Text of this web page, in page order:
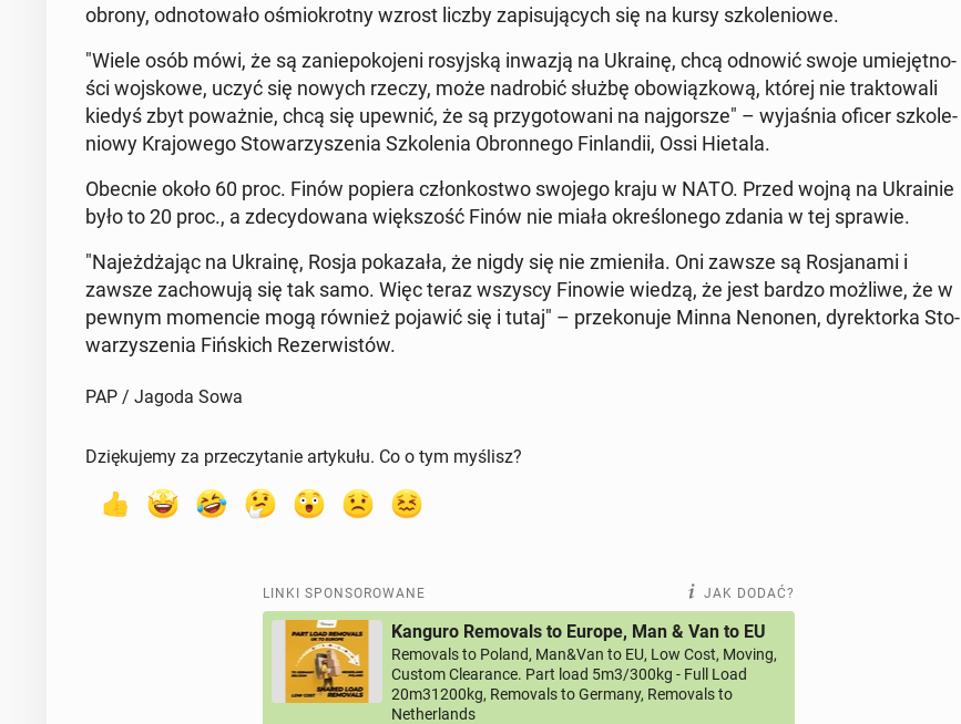
obrony, od­no­to­wa­ło ośmio­krot­ny wzrost liczby za­pi­su­ją­cych się na kursy szko­le­nio­we.
"Wiele osób mówi, że są za­nie­po­ko­je­ni ro­syj­ską inwazją na Ukrainę, chcą odnowić swoje umie­jęt­no­
ści woj­sko­we, uczyć się nowych rzeczy, może nad­ro­bić służbę obo­wiąz­ko­wą, której nie trak­to­wa­li
kiedyś zbyt po­waż­nie, chcą się upewnić, że są przy­go­to­wa­ni na naj­gor­sze" – wy­ja­śnia oficer szko­le­
nio­wy Kra­jo­we­go Sto­wa­rzy­sze­nia Szko­le­nia Obron­ne­go Fin­lan­dii, Ossi Hietala.
Obecnie około 60 proc. Finów popiera człon­ko­stwo swojego kraju w NATO. Przed wojną na Ukra­inie
było to 20 proc., a zde­cy­do­wa­na więk­szość Finów nie miała okre­ślo­ne­go zdania w tej sprawie.
"Na­jeż­dża­jąc na Ukrainę, Rosja po­ka­za­ła, że nigdy się nie zmie­ni­ła. Oni zawsze są Ro­sja­na­mi i
zawsze za­cho­wu­ją się tak samo. Więc teraz wszyscy Finowie wiedzą, że jest bardzo możliwe, że w
pewnym mo­men­cie mogą również pojawić się i tutaj" – prze­ko­nu­je Minna Nenonen, dy­rek­tor­ka Sto­
wa­rzy­sze­nia Fiń­skich Re­zer­wi­stów.
PAP / Jagoda Sowa
Dziękujemy za przeczytanie artykułu. Co o tym myślisz?
LINKI SPONSOROWANE JAK DODAĆ?
Kanguro Removals to Europe, Man & Van to EU
Removals to Poland, Man&Van to EU, Low Cost, Moving,
Custom Clearance. Part load 5m3/300kg - Full Load
20m31200kg, Removals to Germany, Removals to
Netherlands